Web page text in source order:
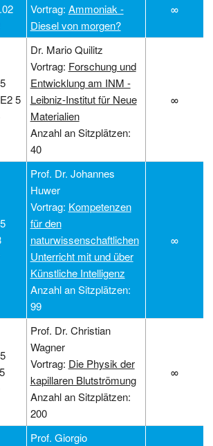
Vortrag: Ammoniak -
Diesel von morgen?
∞
5
Dr. Mario Quilitz
Vortrag: Forschung und
Entwicklung am INM -
Leibniz-Institut für Neue
Materialien
Anzahl an Sitzplätzen:
40
∞
Prof. Dr. Johannes
Huwer
Vortrag: Kompetenzen
für den
naturwissenschaftlichen
Unterricht mit und über
Künstliche Intelligenz
Anzahl an Sitzplätzen:
99
∞
Prof. Dr. Christian
Wagner
Vortrag: Die Physik der
kapillaren Blutströmung
Anzahl an Sitzplätzen:
200
∞
Prof. Giorgio